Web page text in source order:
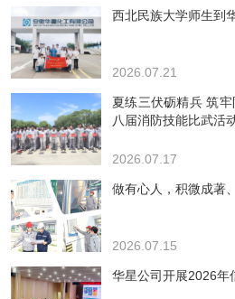
西北民族大学师生到
2026.07.21
夏练三伏砺精兵 筑
八届消防技能比武活
2026.07.17
做有心人，积微成著
2026.07.15
华星公司开展2026年